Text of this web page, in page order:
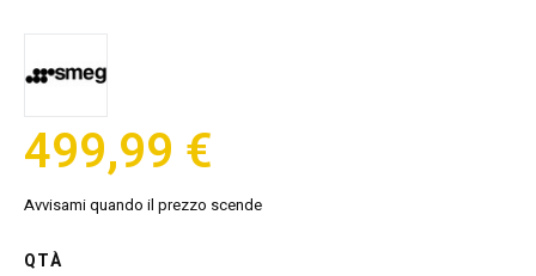
499,99 €
Avvisami quando il prezzo scende
QTÀ